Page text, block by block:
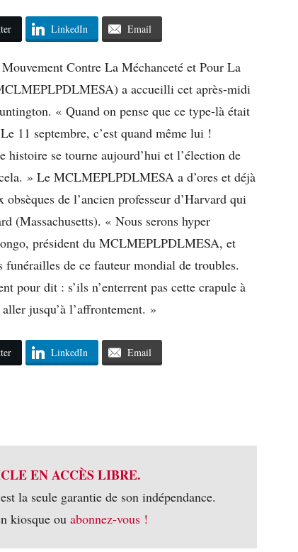
LinkedIn Email
Contre La Méchanceté et Pour La
a accueilli cet après-midi
« Quand on pense que ce type-là était
11 septembre, c’est quand même lui !
histoire se tourne aujourd’hui et l’élection de
» Le MCLMEPLPDLMESA a d’ores et déjà
de l’ancien professeur d’Harvard qui
(Massachusetts). « Nous serons hyper
président du MCLMEPLPDLMESA, et
de ce fauteur mondial de troubles.
pour dit : s’ils n’enterrent pas cette crapule à
jusqu’à l’affrontement. »
LinkedIn Email
EN ACCÈS LIBRE.
la seule garantie de son indépendance.
kiosque ou abonnez-vous !